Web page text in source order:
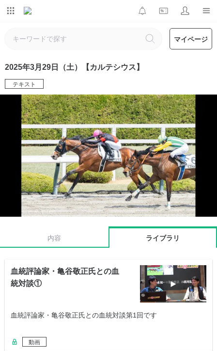
マイページ
2025年3月29日（土）【カルテシウス】
テキスト
内容 ライブラリ
血統評論家・亀谷敬正氏との血
統対談①
血統評論家・亀谷敬正氏との血統対談第1回です
動画